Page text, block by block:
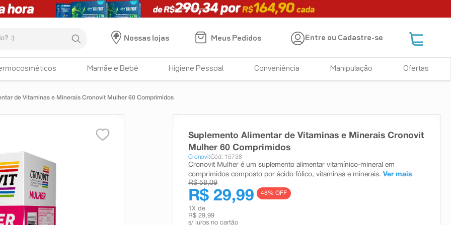
Nossas lojas
Meus Pedidos Entre ou Cadastre-se
Mamãe e Bebê Higiene Pessoal Conveniência Manipulação Ofertas
de Vitaminas e Minerais Cronovit Mulher 60 Comprimidos
Suplemento Alimentar de Vitaminas e Minerais Cronovit
Mulher 60 Comprimidos
CronovitCód: 15738
Cronovit Mulher é um suplemento alimentar vitamínico-mineral em
comprimidos composto por ácido fólico, vitaminas e minerais. Ver mais
R$ 58,09
R$ 29,99 48% OFF
1 X de
R$ 29,99
s/ juros no cartão